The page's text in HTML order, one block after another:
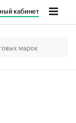
кабинет